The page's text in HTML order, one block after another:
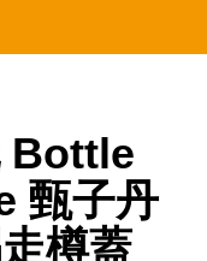
Bottle
甄子丹
樽蓋